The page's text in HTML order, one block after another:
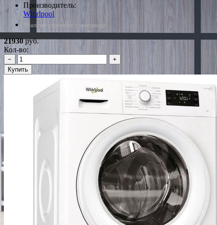
Производитель:
Whirlpool
*Наличие уточняйте у менеджера
21930руб.
Кол-во:
−
+
Купить